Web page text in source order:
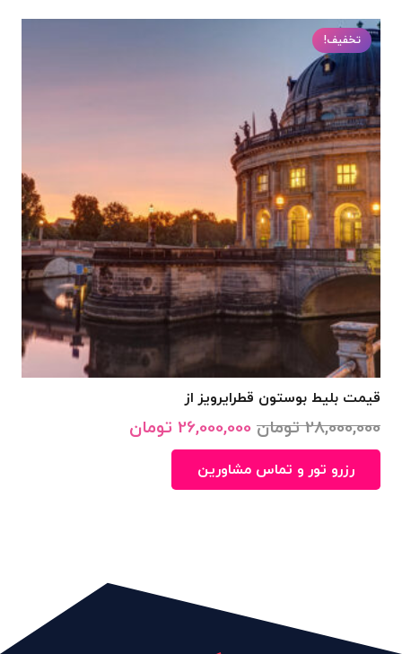
تخفیف!
قیمت بلیط بوستون قطرایرویز از
28,000,000تومانقیمت
اصلی
بود.
26,000,000 تومان
رزرو تور و تماس مشاورین